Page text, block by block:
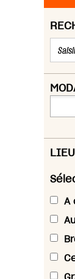
LIEU
A